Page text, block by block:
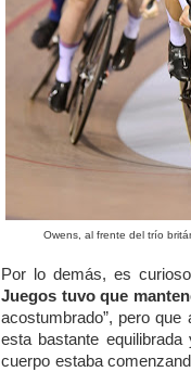
Owens, al frente del trío
Por lo demás, es
Juegos tuvo que
acostumbrado”, pero que
esta bastante
cuerpo estaba